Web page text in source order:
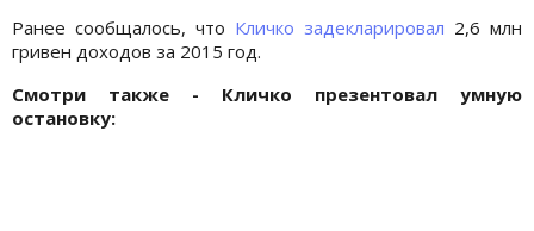
Ранее сообщалось, что Кличко задекларировал 2,6 млн
гривен доходов за 2015 год.
Смотри также - Кличко презентовал умную
остановку: